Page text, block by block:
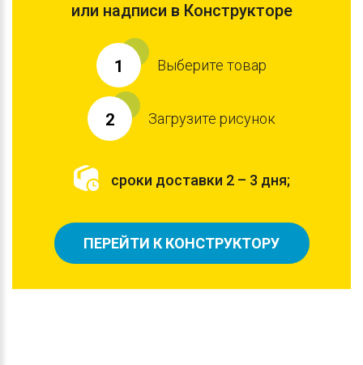
или надписи в Конструкторе
1 Выберите товар
2 Загрузите рисунок
сроки доставки 2 – 3 дня;
ПЕРЕЙТИ К КОНСТРУКТОРУ